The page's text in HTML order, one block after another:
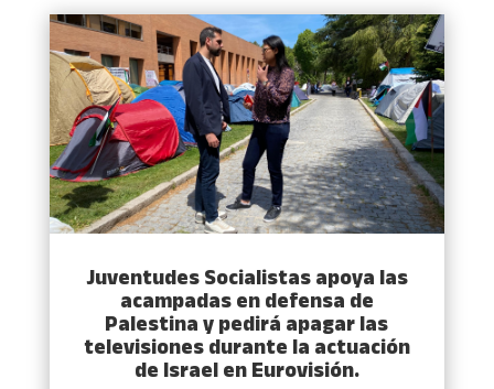
Juventudes Socialistas apoya las
acampadas en defensa de
Palestina y pedirá apagar las
televisiones durante la actuación
de Israel en Eurovisión.